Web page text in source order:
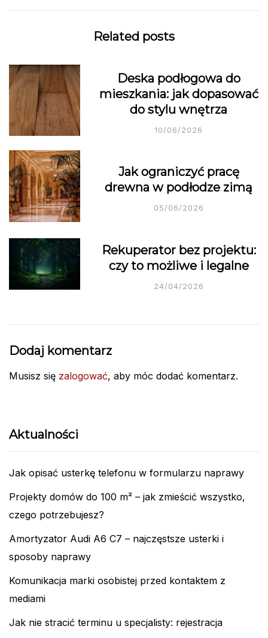
Related posts
Deska podłogowa do
mieszkania: jak dopasować
do stylu wnętrza
10/06/2026
Jak ograniczyć pracę
drewna w podłodze zimą
05/06/2026
Rekuperator bez projektu:
czy to możliwe i legalne
24/04/2026
Dodaj komentarz
Musisz się zalogować, aby móc dodać komentarz.
Aktualności
Jak opisać usterkę telefonu w formularzu naprawy
Projekty domów do 100 m² – jak zmieścić wszystko,
czego potrzebujesz?
Amortyzator Audi A6 C7 – najczęstsze usterki i
sposoby naprawy
Komunikacja marki osobistej przed kontaktem z
mediami
Jak nie stracić terminu u specjalisty: rejestracja